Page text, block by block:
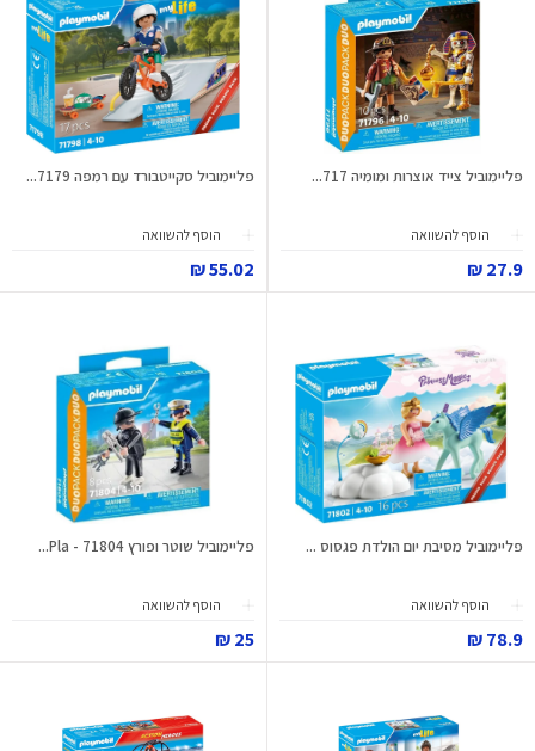
פליימוביל צייד אוצרות ומומיה 717...
הוסף להשוואה
27.9 ₪
פליימוביל סקייטבורד עם רמפה 7179...
הוסף להשוואה
55.02 ₪
פליימוביל מסיבת יום הולדת פגסוס ...
הוסף להשוואה
78.9 ₪
פליימוביל שוטר ופורץ 71804 - Pla...
הוסף להשוואה
25 ₪